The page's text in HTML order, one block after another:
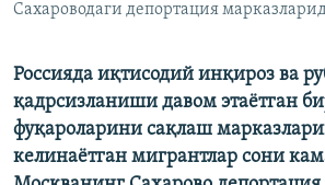
Сахароводаги депортация
Россияда иқтисодий инқироз ва
қадрсизланиши давом этаётган
фуқароларини сақлаш
келинаётган мигрантлар сони